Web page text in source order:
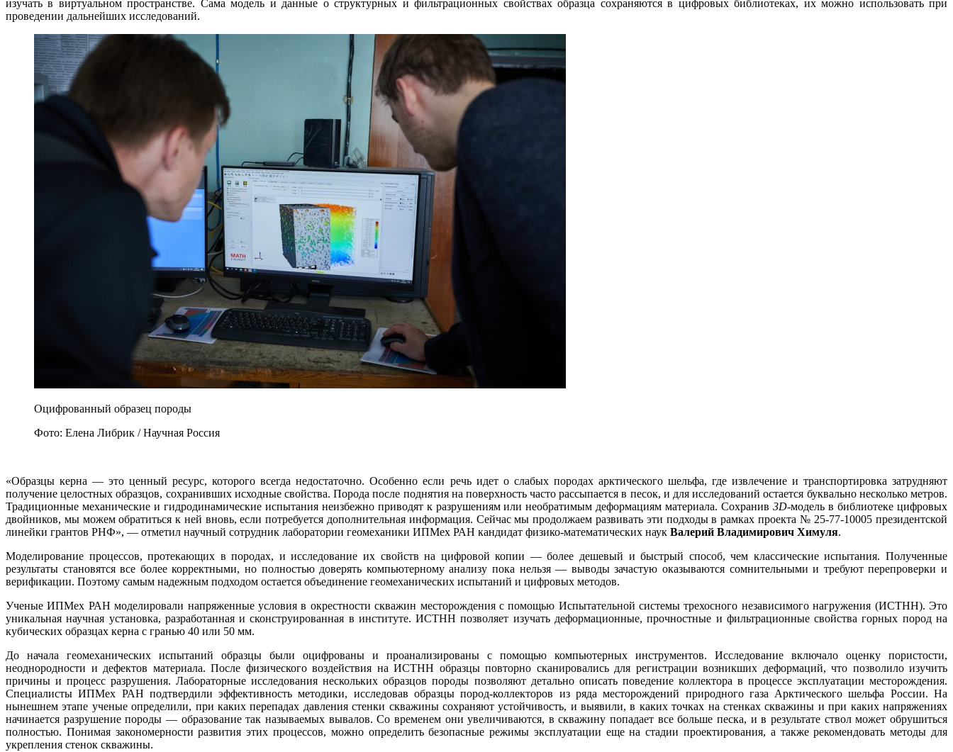
изучать в виртуальном пространстве. Сама модель и данные о структурных и фильтрационных свойствах образца сохраняются в цифровых библиотеках, их можно использовать при
проведении дальнейших исследований.
Оцифрованный образец породы
Фото: Елена Либрик / Научная Россия
«Образцы керна ― это ценный ресурс, которого всегда недостаточно. Особенно если речь идет о слабых породах арктического шельфа, где извлечение и транспортировка затрудняют
получение целостных образцов, сохранивших исходные свойства. Порода после поднятия на поверхность часто рассыпается в песок, и для исследований остается буквально несколько метров.
Традиционные механические и гидродинамические испытания неизбежно приводят к разрушениям или необратимым деформациям материала. Сохранив3D-модель в библиотеке цифровых
двойников, мы можем обратиться к ней вновь, если потребуется дополнительная информация. Сейчас мы продолжаем развивать эти подходы в рамках проекта № 25-77-10005 президентской
линейки грантов РНФ», ― отметил научный сотрудник лаборатории геомеханики ИПМех РАН кандидат физико-математических наук Валерий Владимирович Химуля.
Моделирование процессов, протекающих в породах, и исследование их свойств на цифровой копии ― более дешевый и быстрый способ, чем классические испытания. Полученные
результаты становятся все более корректными, но полностью доверять компьютерному анализу пока нельзя ― выводы зачастую оказываются сомнительными и требуют перепроверки и
верификации. Поэтому самым надежным подходом остается объединение геомеханических испытаний и цифровых методов.
Ученые ИПМех РАН моделировали напряженные условия в окрестности скважин месторождения с помощью Испытательной системы трехосного независимого нагружения (ИСТНН). Это
уникальная научная установка, разработанная и сконструированная в институте. ИСТНН позволяет изучать деформационные, прочностные и фильтрационные свойства горных пород на
кубических образцах керна с гранью 40 или 50 мм.
До начала геомеханических испытаний образцы были оцифрованы и проанализированы с помощью компьютерных инструментов. Исследование включало оценку пористости,
неоднородности и дефектов материала. После физического воздействия на ИСТНН образцы повторно сканировались для регистрации возникших деформаций, что позволило изучить
причины и процесс разрушения. Лабораторные исследования нескольких образцов породы позволяют детально описать поведение коллектора в процессе эксплуатации месторождения.
Специалисты ИПМех РАН подтвердили эффективность методики, исследовав образцы пород-коллекторов из ряда месторождений природного газа Арктического шельфа России. На
нынешнем этапе ученые определили, при каких перепадах давления стенки скважины сохраняют устойчивость, и выявили, в каких точках на стенках скважины и при каких напряжениях
начинается разрушение породы ― образование так называемых вывалов. Со временем они увеличиваются, в скважину попадает все больше песка, и в результате ствол может обрушиться
полностью. Понимая закономерности развития этих процессов, можно определить безопасные режимы эксплуатации еще на стадии проектирования, а также рекомендовать методы для
укрепления стенок скважины.